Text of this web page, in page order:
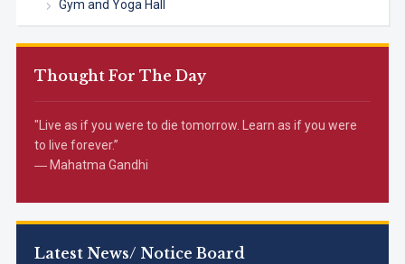
Gym and Yoga Hall
Thought For The Day
"Live as if you were to die tomorrow. Learn as if you were
to live forever.”
― Mahatma Gandhi
Latest News/ Notice Board